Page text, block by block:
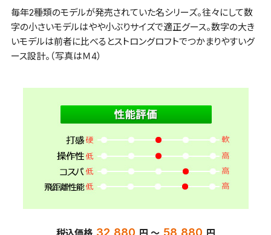
毎年2種類のモデルが発売されていた名シリーズ。往々にして数
字の小さいモデルはやや小ぶりサイズで適正グース。数字の大き
いモデルは前者に比べるとストロングロフトでつかまりやすいグ
ース設計。（写真はＭ4）
税込価格 32,880 円 ～ 58,880 円